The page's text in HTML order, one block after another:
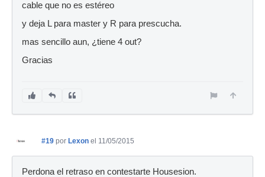
cable que no es estéreo
y deja L para master y R para prescucha.
mas sencillo aun, ¿tiene 4 out?
Gracias
#19 por Lexon el 11/05/2015
Perdona el retraso en contestarte Housesion.